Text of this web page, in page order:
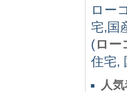
ロー
宅,国
(ロー
住宅,
人